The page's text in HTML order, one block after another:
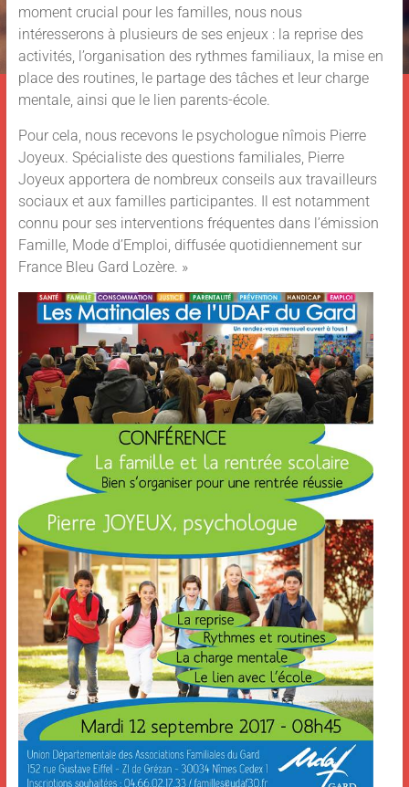
moment crucial pour les familles, nous nous
intéresserons à plusieurs de ses enjeux : la reprise des
activités, l’organisation des rythmes familiaux, la mise en
place des routines, le partage des tâches et leur charge
mentale, ainsi que le lien parents-école.
Pour cela, nous recevons le psychologue nîmois Pierre
Joyeux. Spécialiste des questions familiales, Pierre
Joyeux apportera de nombreux conseils aux travailleurs
sociaux et aux familles participantes. Il est notamment
connu pour ses interventions fréquentes dans l’émission
Famille, Mode d’Emploi, diffusée quotidiennement sur
France Bleu Gard Lozère. »